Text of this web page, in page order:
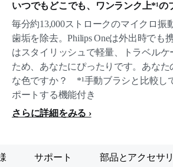
いつでもどこでも、ワンランク上*¹の
毎分約13,000ストロークのマイクロ振
歯垢を除去。Philips Oneは外出時でも
はスタイリッシュで軽量、トラベルケ
ため、あなたにぴったりです。あなた
な色ですか？ *¹手動ブラシと比較し
ポートする機能付き
さらに詳細をみる
サポート 部品とアクセサ